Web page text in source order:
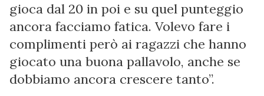
gioca dal 20 in poi e su quel punteggio
ancora facciamo fatica. Volevo fare i
complimenti però ai ragazzi che hanno
giocato una buona pallavolo, anche se
dobbiamo ancora crescere tanto”.